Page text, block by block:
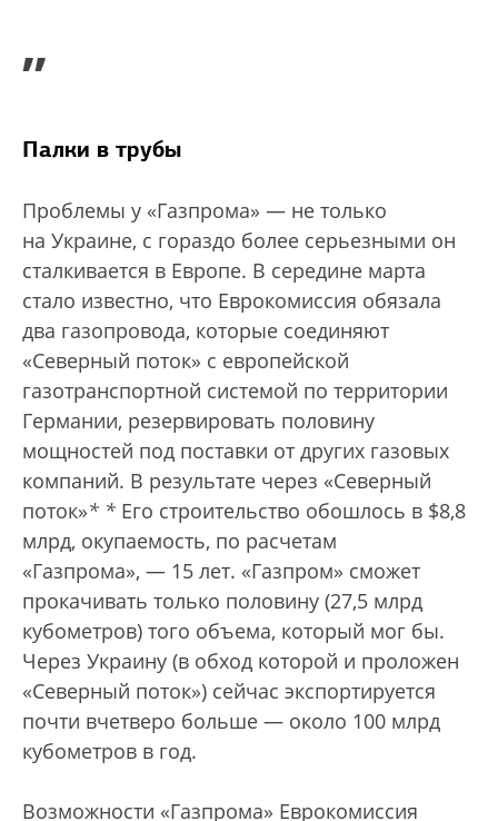
”
Палки в трубы
Проблемы у «Газпрома» — не только
на Украине, с гораздо более серьезными он
сталкивается в Европе. В середине марта
стало известно, что Еврокомиссия обязала
два газопровода, которые соединяют
«Северный поток» с европейской
газотранспортной системой по территории
Германии, резервировать половину
мощностей под поставки от других газовых
компаний. В результате через «Северный
поток»* * Его строительство обошлось в $8,8
млрд, окупаемость, по расчетам
«Газпрома», — 15 лет. «Газпром» сможет
прокачивать только половину (27,5 млрд
кубометров) того объема, который мог бы.
Через Украину (в обход которой и проложен
«Северный поток») сейчас экспортируется
почти вчетверо больше — около 100 млрд
кубометров в год.
Возможности «Газпрома» Еврокомиссия